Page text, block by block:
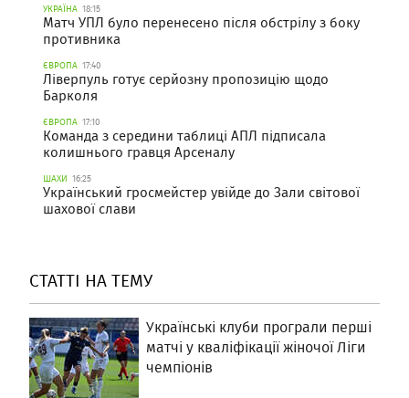
УКРАЇНА 18:15
Матч УПЛ було перенесено після обстрілу з боку
противника
ЄВРОПА 17:40
Ліверпуль готує серйозну пропозицію щодо
Барколя
ЄВРОПА 17:10
Команда з середини таблиці АПЛ підписала
колишнього гравця Арсеналу
ШАХИ 16:25
Український гросмейстер увійде до Зали світової
шахової слави
СТАТТІ НА ТЕМУ
Українські клуби програли перші
матчі у кваліфікації жіночої Ліги
чемпіонів